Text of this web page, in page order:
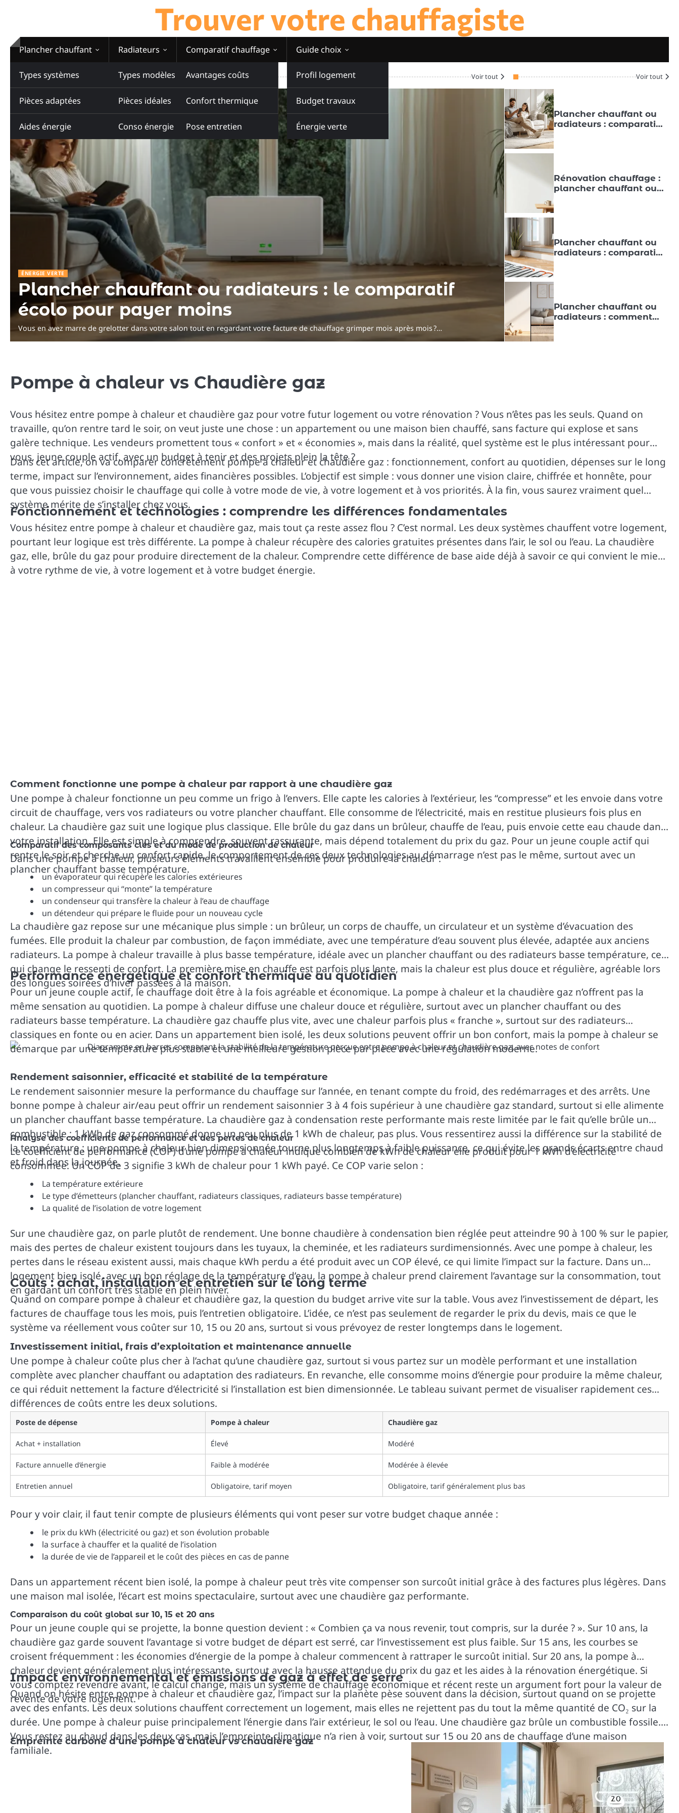
Trouver votre chauffagiste
Plancher chauffant
Types systèmes
Pièces adaptées
Aides énergie
Radiateurs
Types modèles
Pièces idéales
Conso énergie
Comparatif chauffage
Avantages coûts
Confort thermique
Pose entretien
Guide choix
Profil logement
Budget travaux
Énergie verte
Voir tout
ÉNERGIE VERTE
Plancher chauffant ou radiateurs : le comparatif
écolo pour payer moins
Vous en avez marre de grelotter dans votre salon tout en regardant votre facture de chauffage grimper mois après mois ?…
ÉNERGIE VERTE
Plancher
énergie verte et
Vous rêvez d’un appartement bien chauffé en
Voir tout
radiateurs : le
payer moins
Plancher chauffant ou
radiateurs : comparatif
Rénovation chauffage :
plancher chauffant ou
Plancher chauffant ou
radiateurs : comparatif
Plancher chauffant ou
radiateurs : comment
Plancher chauffant ou
radiateurs : comparatif
énergie verte et guide
de choix
Rénovation chauffage :
prévoir ?
Plancher chauffant ou
Pompe à chaleur vs Chaudière gaz
Vous hésitez entre pompe à chaleur et chaudière gaz pour votre futur logement ou votre rénovation ? Vous n’êtes pas les seuls. Quand on
travaille, qu’on rentre tard le soir, on veut juste une chose : un appartement ou une maison bien chauffé, sans facture qui explose et sans
galère technique. Les vendeurs promettent tous « confort » et « économies », mais dans la réalité, quel système est le plus intéressant pour
vous, jeune couple actif, avec un budget à tenir et des projets plein la tête ?
Dans cet article, on va comparer concrètement pompe à chaleur et chaudière gaz : fonctionnement, confort au quotidien, dépenses sur le long
terme, impact sur l’environnement, aides financières possibles. L’objectif est simple : vous donner une vision claire, chiffrée et honnête, pour
que vous puissiez choisir le chauffage qui colle à votre mode de vie, à votre logement et à vos priorités. À la fin, vous saurez vraiment quel
système mérite de s’installer chez vous.
Fonctionnement et technologies : comprendre les différences fondamentales
Vous hésitez entre pompe à chaleur et chaudière gaz, mais tout ça reste assez flou ? C’est normal. Les deux systèmes chauffent votre logement,
pourtant leur logique est très différente. La pompe à chaleur récupère des calories gratuites présentes dans l’air, le sol ou l’eau. La chaudière
gaz, elle, brûle du gaz pour produire directement de la chaleur. Comprendre cette différence de base aide déjà à savoir ce qui convient le mieux
à votre rythme de vie, à votre logement et à votre budget énergie.
Comment fonctionne une pompe à chaleur par rapport à une chaudière gaz
Une pompe à chaleur fonctionne un peu comme un frigo à l’envers. Elle capte les calories à l’extérieur, les “compresse” et les envoie dans votre
circuit de chauffage, vers vos radiateurs ou votre plancher chauffant. Elle consomme de l’électricité, mais en restitue plusieurs fois plus en
chaleur. La chaudière gaz suit une logique plus classique. Elle brûle du gaz dans un brûleur, chauffe de l’eau, puis envoie cette eau chaude dans
votre installation. Elle est simple à comprendre, souvent rassurante, mais dépend totalement du prix du gaz. Pour un jeune couple actif qui
rentre le soir et cherche un confort rapide, le comportement de ces deux technologies au démarrage n’est pas le même, surtout avec un
plancher chauffant basse température.
Comparatif des composants clés et du mode de production de chaleur
Dans une pompe à chaleur, plusieurs éléments travaillent ensemble pour produire la chaleur :
un évaporateur qui récupère les calories extérieures
un compresseur qui “monte” la température
un condenseur qui transfère la chaleur à l’eau de chauffage
un détendeur qui prépare le fluide pour un nouveau cycle
La chaudière gaz repose sur une mécanique plus simple : un brûleur, un corps de chauffe, un circulateur et un système d’évacuation des
fumées. Elle produit la chaleur par combustion, de façon immédiate, avec une température d’eau souvent plus élevée, adaptée aux anciens
radiateurs. La pompe à chaleur travaille à plus basse température, idéale avec un plancher chauffant ou des radiateurs basse température, ce
qui change le ressenti de confort. La première mise en chauffe est parfois plus lente, mais la chaleur est plus douce et régulière, agréable lors
des longues soirées d’hiver passées à la maison.
Performance énergétique et confort thermique au quotidien
Pour un jeune couple actif, le chauffage doit être à la fois agréable et économique. La pompe à chaleur et la chaudière gaz n’offrent pas la
même sensation au quotidien. La pompe à chaleur diffuse une chaleur douce et régulière, surtout avec un plancher chauffant ou des
radiateurs basse température. La chaudière gaz chauffe plus vite, avec une chaleur parfois plus « franche », surtout sur des radiateurs
classiques en fonte ou en acier. Dans un appartement bien isolé, les deux solutions peuvent offrir un bon confort, mais la pompe à chaleur se
démarque par une température plus stable et une meilleure gestion pièce par pièce avec une régulation moderne.
Rendement saisonnier, efficacité et stabilité de la température
Le rendement saisonnier mesure la performance du chauffage sur l’année, en tenant compte du froid, des redémarrages et des arrêts. Une
bonne pompe à chaleur air/eau peut offrir un rendement saisonnier 3 à 4 fois supérieur à une chaudière gaz standard, surtout si elle alimente
un plancher chauffant basse température. La chaudière gaz à condensation reste performante mais reste limitée par le fait qu’elle brûle un
combustible : 1 kWh de gaz consommé donne un peu plus de 1 kWh de chaleur, pas plus. Vous ressentirez aussi la différence sur la stabilité de
la température : une pompe à chaleur bien dimensionnée tourne plus longtemps à faible puissance, ce qui évite les grands écarts entre chaud
et froid dans la journée.
Analyse des coefficients de performance et des pertes de chaleur
Le coefficient de performance (COP) d’une pompe à chaleur indique combien de kWh de chaleur elle produit pour 1 kWh d’électricité
consommée. Un COP de 3 signifie 3 kWh de chaleur pour 1 kWh payé. Ce COP varie selon :
La température extérieure
Le type d’émetteurs (plancher chauffant, radiateurs classiques, radiateurs basse température)
La qualité de l’isolation de votre logement
Sur une chaudière gaz, on parle plutôt de rendement. Une bonne chaudière à condensation bien réglée peut atteindre 90 à 100 % sur le papier,
mais des pertes de chaleur existent toujours dans les tuyaux, la cheminée, et les radiateurs surdimensionnés. Avec une pompe à chaleur, les
pertes dans le réseau existent aussi, mais chaque kWh perdu a été produit avec un COP élevé, ce qui limite l’impact sur la facture. Dans un
logement bien isolé, avec un bon réglage de la température d’eau, la pompe à chaleur prend clairement l’avantage sur la consommation, tout
en gardant un confort très stable en plein hiver.
Coûts : achat, installation et entretien sur le long terme
Quand on compare pompe à chaleur et chaudière gaz, la question du budget arrive vite sur la table. Vous avez l’investissement de départ, les
factures de chauffage tous les mois, puis l’entretien obligatoire. L’idée, ce n’est pas seulement de regarder le prix du devis, mais ce que le
système va réellement vous coûter sur 10, 15 ou 20 ans, surtout si vous prévoyez de rester longtemps dans le logement.
Investissement initial, frais d’exploitation et maintenance annuelle
Une pompe à chaleur coûte plus cher à l’achat qu’une chaudière gaz, surtout si vous partez sur un modèle performant et une installation
complète avec plancher chauffant ou adaptation des radiateurs. En revanche, elle consomme moins d’énergie pour produire la même chaleur,
ce qui réduit nettement la facture d’électricité si l’installation est bien dimensionnée. Le tableau suivant permet de visualiser rapidement ces
différences de coûts entre les deux solutions.
Poste de dépense Pompe à chaleur Chaudière gaz
Achat + installation Élevé Modéré
Facture annuelle d’énergie Faible à modérée Modérée à élevée
Entretien annuel Obligatoire, tarif moyen Obligatoire, tarif généralement plus bas
Pour y voir clair, il faut tenir compte de plusieurs éléments qui vont peser sur votre budget chaque année :
le prix du kWh (électricité ou gaz) et son évolution probable
la surface à chauffer et la qualité de l’isolation
la durée de vie de l’appareil et le coût des pièces en cas de panne
Dans un appartement récent bien isolé, la pompe à chaleur peut très vite compenser son surcoût initial grâce à des factures plus légères. Dans
une maison mal isolée, l’écart est moins spectaculaire, surtout avec une chaudière gaz performante.
Comparaison du coût global sur 10, 15 et 20 ans
Pour un jeune couple qui se projette, la bonne question devient : « Combien ça va nous revenir, tout compris, sur la durée ? ». Sur 10 ans, la
chaudière gaz garde souvent l’avantage si votre budget de départ est serré, car l’investissement est plus faible. Sur 15 ans, les courbes se
croisent fréquemment : les économies d’énergie de la pompe à chaleur commencent à rattraper le surcoût initial. Sur 20 ans, la pompe à
chaleur devient généralement plus intéressante, surtout avec la hausse attendue du prix du gaz et les aides à la rénovation énergétique. Si
vous comptez revendre avant, le calcul change, mais un système de chauffage économique et récent reste un argument fort pour la valeur de
revente de votre logement.
Impact environnemental et émissions de gaz à effet de serre
Quand on hésite entre pompe à chaleur et chaudière gaz, l’impact sur la planète pèse souvent dans la décision, surtout quand on se projette
avec des enfants. Les deux solutions chauffent correctement un logement, mais elles ne rejettent pas du tout la même quantité de CO₂ sur la
durée. Une pompe à chaleur puise principalement l’énergie dans l’air extérieur, le sol ou l’eau. Une chaudière gaz brûle un combustible fossile.
Vous restez au chaud dans les deux cas, mais l’empreinte climatique n’a rien à voir, surtout sur 15 ou 20 ans de chauffage d’une maison
familiale.
Empreinte carbone d’une pompe à chaleur vs chaudière gaz